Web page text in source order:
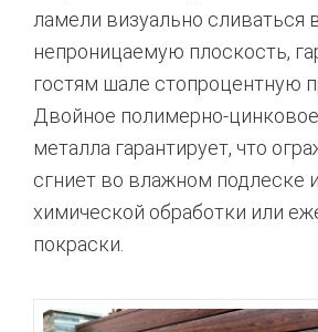
ламели визуально сливаться
непроницаемую плоскость,
гостям шале стопроцентную
Двойное полимерно-
металла гарантирует, что
сгниет во влажном подлеске
химической обработки или
покраски.